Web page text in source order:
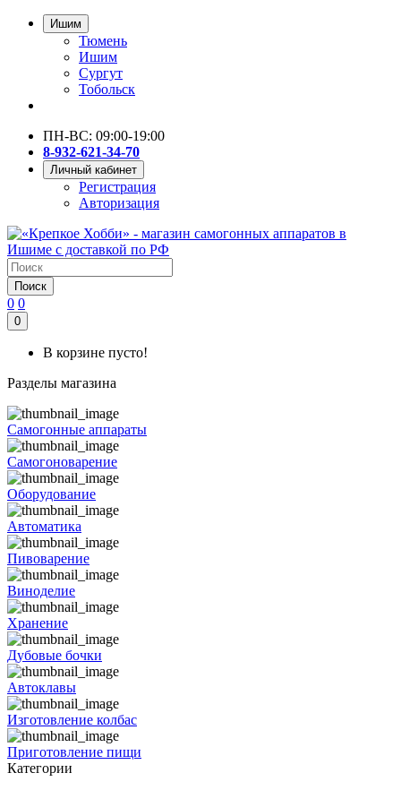
Ишим
Тюмень
Ишим
Сургут
Тобольск
ПН-ВС: 09:00-19:00
8-932-621-34-70
Личный кабинет
Регистрация
Авторизация
Поиск
0 0
0
В корзине пусто!
Разделы магазина
Самогонные аппараты
Самогоноварение
Оборудование
Автоматика
Пивоварение
Виноделие
Хранение
Дубовые бочки
Автоклавы
Изготовление колбас
Приготовление пищи
Категории